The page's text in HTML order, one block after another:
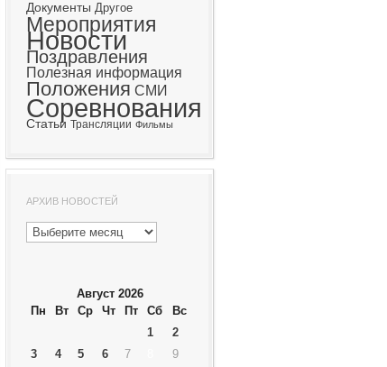
Документы Другое
Мероприятия
Новости
Поздравления
Полезная информация
Положения СМИ
Соревнования
Статьи Трансляции Фильмы
АРХИВ НОВОСТЕЙ
Август 2026
Пн
Вт Ср Чт Пт Сб Вс
1
2
3
4 5 6 7
9